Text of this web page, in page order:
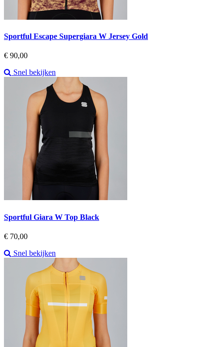
Sportful Escape Supergiara W Jersey Gold
Prijs
€ 90,00
Snel bekijken
Sportful Giara W Top Black
Prijs
€ 70,00
Snel bekijken